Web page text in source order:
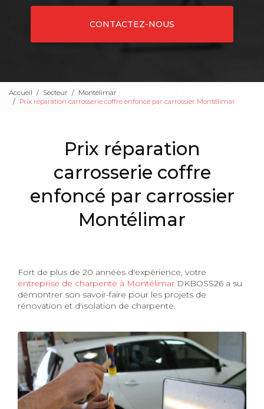
CONTACTEZ-NOUS
Accueil Secteur
Montélimar
Prix réparation carrosserie coffre enfoncé par carrossier Montélimar
Prix réparation
carrosserie coffre
enfoncé par carrossier
Montélimar
Fort de plus de 20 années d'expérience, votre
entreprise de charpente à Montélimar DKBOSS26 a su
démontrer son savoir-faire pour les projets de
rénovation et d'isolation de charpente.